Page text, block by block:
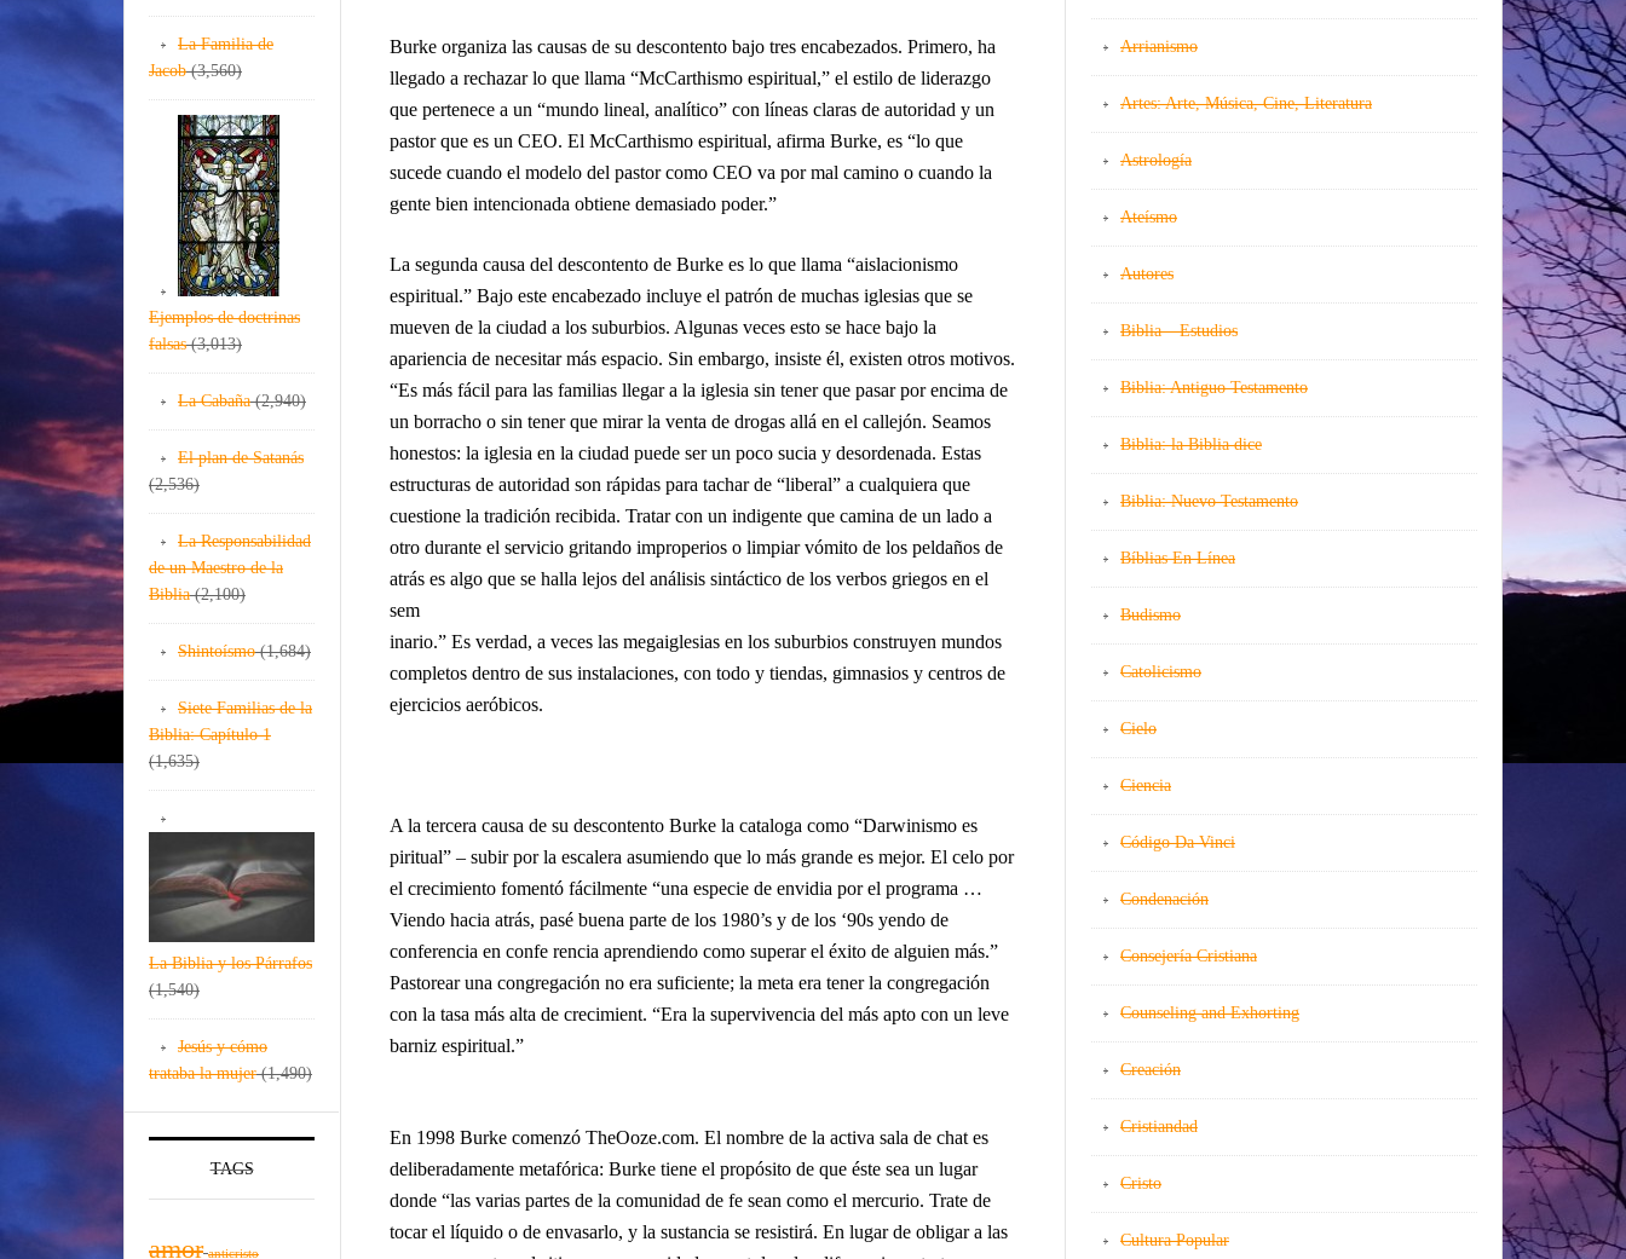
Burke organiza las causas de su descontento bajo tres encabezados. Primero, ha
llegado a rechazar lo que llama “McCarthismo espiritual,” el estilo de liderazgo
que pertenece a un “mundo lineal, analítico” con líneas claras de autoridad y un
pastor que es un CEO. El McCarthismo espiritual, afirma Burke, es “lo que
sucede cuando el modelo del pastor como CEO va por mal camino o cuando la
gente bien intencionada obtiene demasiado poder.”
La segunda causa del descontento de Burke es lo que llama “aislacionismo
espiritual.” Bajo este encabezado incluye el patrón de muchas iglesias que se
mueven de la ciudad a los suburbios. Algunas veces esto se hace bajo la
apariencia de necesitar más espacio. Sin embargo, insiste él, existen otros motivos.
“Es más fácil para las familias llegar a la iglesia sin tener que pasar por encima de
un borracho o sin tener que mirar la venta de drogas allá en el callejón. Seamos
honestos: la iglesia en la ciudad puede ser un poco sucia y desordenada. Estas
estructuras de autoridad son rápidas para tachar de “liberal” a cualquiera que
cuestione la tradición recibida. Tratar con un indigente que camina de un lado a
otro durante el servicio gritando improperios o limpiar vómito de los peldaños de
atrás es algo que se halla lejos del análisis sintáctico de los verbos griegos en el
sem
inario.” Es verdad, a veces las megaiglesias en los suburbios construyen mundos
completos dentro de sus instalaciones, con todo y tiendas, gimnasios y centros de
ejercicios aeróbicos.
A la tercera causa de su descontento Burke la cataloga como “Darwinismo es
piritual” – subir por la escalera asumiendo que lo más grande es mejor. El celo por
el crecimiento fomentó fácilmente “una especie de envidia por el programa …
Viendo hacia atrás, pasé buena parte de los 1980’s y de los ‘90s yendo de
conferencia en confe rencia aprendiendo como superar el éxito de alguien más.”
Pastorear una congregación no era suficiente; la meta era tener la congregación
con la tasa más alta de crecimient. “Era la supervivencia del más apto con un leve
barniz espiritual.”
En 1998 Burke comenzó TheOoze.com. El nombre de la activa sala de chat es
deliberadamente metafórica: Burke tiene el propósito de que éste sea un lugar
donde “las varias partes de la comunidad de fe sean como el mercurio. Trate de
tocar el líquido o de envasarlo, y la sustancia se resistirá. En lugar de obligar a las
Arrianismo
Artes: Arte, Música, Cine, Literatura
Astrología
Ateísmo
Autores
Biblia – Estudios
Biblia: Antiguo Testamento
Biblia: la Biblia dice
Biblia: Nuevo Testamento
Bíblias En Línea
Budismo
Catolicismo
Cielo
Ciencia
Código Da Vinci
Condenación
Consejería Cristiana
Counseling and Exhorting
Creación
Cristiandad
Cristo
Cultura Popular
La Familia de
Jacob (3,560)
Ejemplos de doctrinas
falsas (3,013)
La Cabaña (2,940)
El plan de Satanás
(2,536)
La Responsabilidad
de un Maestro de la
Biblia (2,100)
Shintoísmo (1,684)
Siete Familias de la
Biblia: Capítulo 1
(1,635)
La Biblia y los Párrafos
(1,540)
Jesús y cómo
trataba la mujer (1,490)
TAGS
amor anticristo